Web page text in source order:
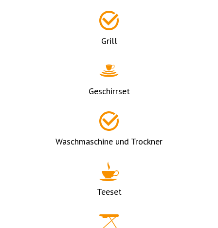
Grill
Geschirrset
Waschmaschine und Trockner
Teeset